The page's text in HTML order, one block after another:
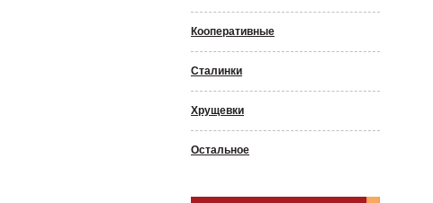
Кооперативные
Сталинки
Хрущевки
Остальное